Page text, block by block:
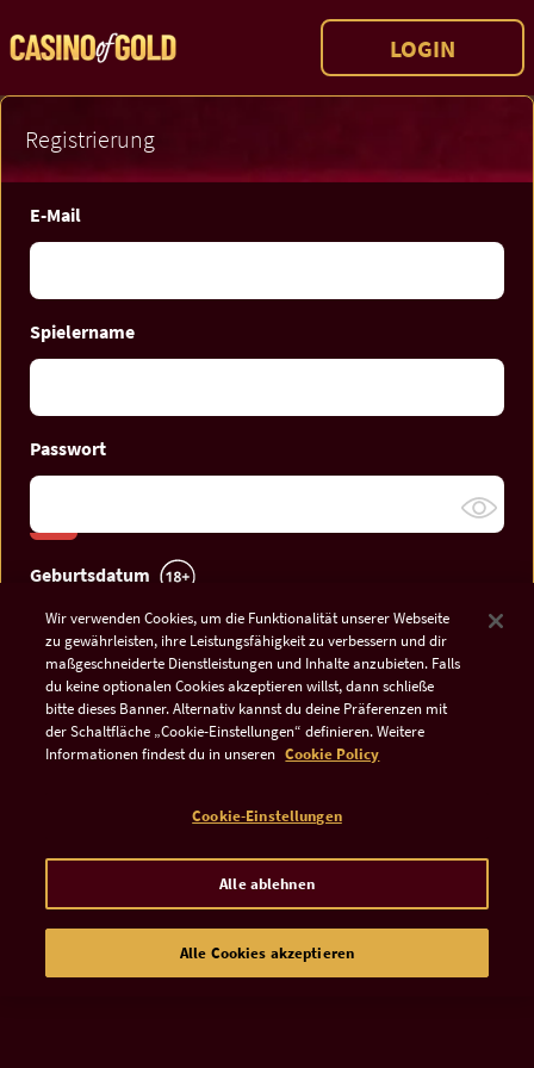
LOGIN
Registrierung
E-Mail
Spielername
Passwort
Geburtsdatum
Ich stimme denAGBundDatenschutzrichtlinien
ABENTEUER STARTEN
Wir verwenden Cookies, um die Funktionalität unserer Webseite
zu gewährleisten, ihre Leistungsfähigkeit zu verbessern und dir
maßgeschneiderte Dienstleistungen und Inhalte anzubieten. Falls
du keine optionalen Cookies akzeptieren willst, dann schließe
bitte dieses Banner. Alternativ kannst du deine Präferenzen mit
der Schaltfläche „Cookie-Einstellungen“ definieren. Weitere
Informationen findest du in unseren Cookie Policy
Cookie-Einstellungen
Alle ablehnen
Alle Cookies akzeptieren